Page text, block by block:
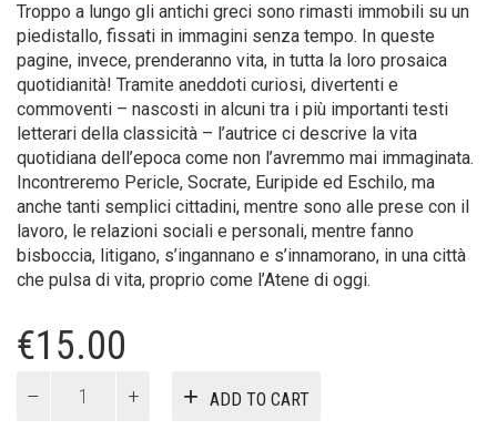
Troppo a lungo gli antichi greci sono rimasti immobili su un
piedistallo, fissati in immagini senza tempo. In queste
pagine, invece, prenderanno vita, in tutta la loro prosaica
quotidianità! Tramite aneddoti curiosi, divertenti e
commoventi – nascosti in alcuni tra i più importanti testi
letterari della classicità – l’autrice ci descrive la vita
quotidiana dell’epoca come non l’avremmo mai immagina­ta.
Incontreremo Pericle, Socrate, Euripide ed Eschilo, ma
anche tanti semplici cittadini, mentre sono alle prese con il
lavoro, le relazioni sociali e personali, mentre fanno
bisboccia, litigano, s’ingannano e s’innamorano, in una città
che pulsa di vita, proprio come l’Atene di oggi.
€15.00
cronache
ADD TO CART